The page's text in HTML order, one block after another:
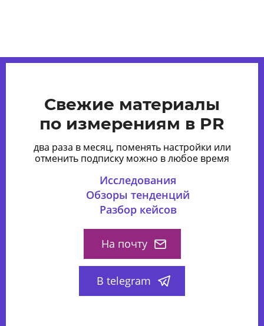
Свежие материалы
по измерениям в PR
два раза в месяц, поменять настройки или
отменить подписку можно в любое время
Исследования
Обзоры тенденций
Разбор кейсов
На почту
В telegram